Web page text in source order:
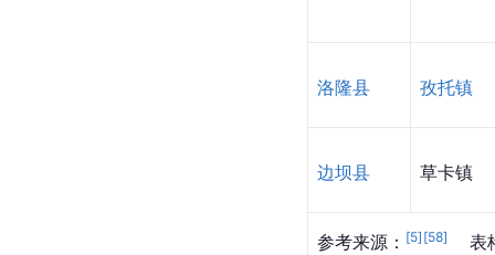
洛隆县 孜托镇
边坝县 草卡镇
参考来源： [5] [58]